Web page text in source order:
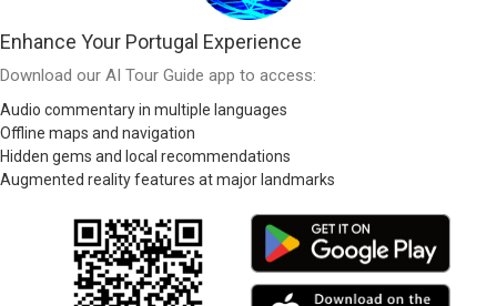
Enhance Your Portugal Experience
Download our AI Tour Guide app to access:
Audio commentary in multiple languages
Offline maps and navigation
Hidden gems and local recommendations
Augmented reality features at major landmarks